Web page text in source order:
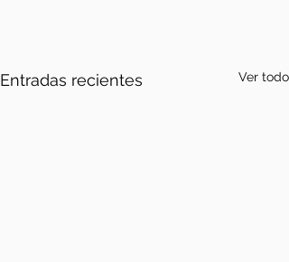
Entradas recientes Ver todo